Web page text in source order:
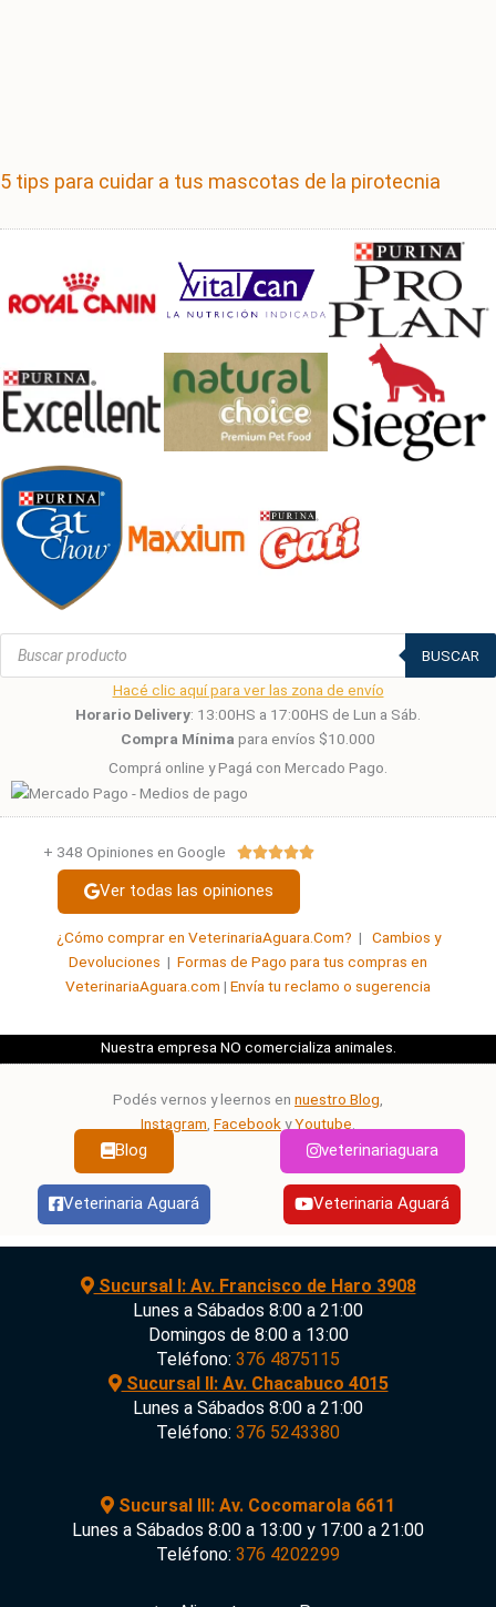
5 tips para cuidar a tus mascotas de la pirotecnia
Búsqueda
productos
BUSCAR
Hacé clic aquí para ver las zona de envío
Horario Delivery: 13:00HS a 17:00HS de Lun a Sáb.
Compra Mínima para envíos $10.000
Comprá online y Pagá con Mercado Pago.
+ 348 Opiniones en Google Valorado
5
Ver todas las opiniones
¿Cómo comprar en VeterinariaAguara.Com? | Cambios y
Devoluciones | Formas de Pago para tus compras en
VeterinariaAguara.com | Envía tu reclamo o sugerencia
Nuestra empresa NO comercializa animales.
Podés vernos y leernos en nuestro Blog,
Instagram, FacebookyYoutube.
Blog veterinariaguara
Veterinaria Aguará Veterinaria Aguará
Sucursal I: Av. Francisco de Haro 3908
Lunes a Sábados 8:00 a 21:00
Domingos de 8:00 a 13:00
Teléfono: 376 4875115
Sucursal II: Av. Chacabuco 4015
Lunes a Sábados 8:00 a 21:00
Teléfono: 376 5243380
Sucursal III: Av. Cocomarola 6611
Lunes a Sábados 8:00 a 13:00 y 17:00 a 21:00
Teléfono: 376 4202299